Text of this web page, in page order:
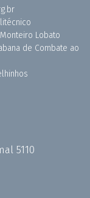
Lobato
de Combate ao
5110